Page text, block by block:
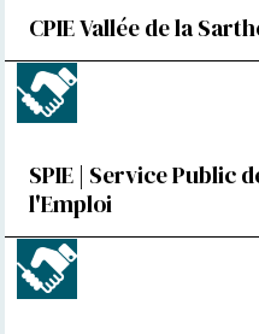
CPIE Vallée de la
SPIE | Service Public
l'Emploi